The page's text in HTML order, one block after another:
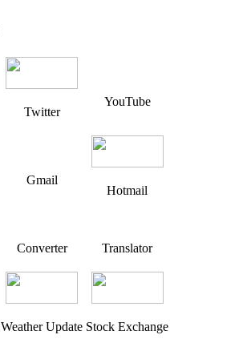
Twitter
YouTube
Gmail
Hotmail
Converter Translator
Weather Update Stock Exchange